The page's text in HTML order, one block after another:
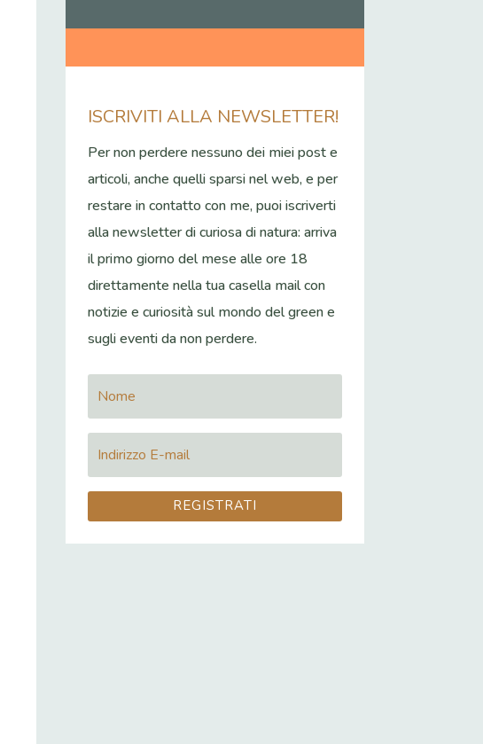
ISCRIVITI ALLA NEWSLETTER!
Per non perdere nessuno dei miei post e
articoli, anche quelli sparsi nel web, e per
restare in contatto con me, puoi iscriverti
alla newsletter di curiosa di natura: arriva
il primo giorno del mese alle ore 18
direttamente nella tua casella mail con
notizie e curiosità sul mondo del green e
sugli eventi da non perdere.
REGISTRATI